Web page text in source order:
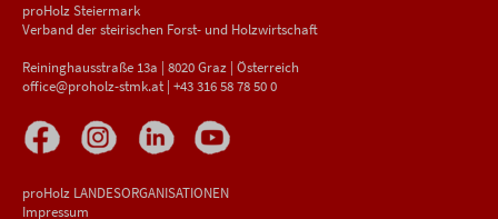
proHolz Steiermark
Verband der steirischen Forst- und Holzwirtschaft
Reininghausstraße 13a | 8020 Graz | Österreich
office@proholz-stmk.at | +43 316 58 78 50 0
proHolz LANDESORGANISATIONEN
Impressum